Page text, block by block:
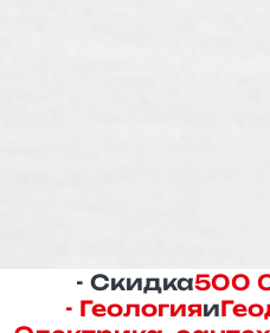
- Скидка500
- Геологияи